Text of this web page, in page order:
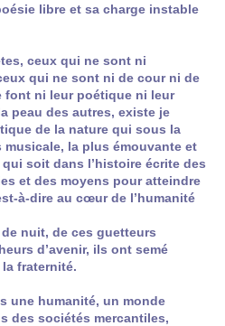
libre et sa charge instable
ceux qui ne sont ni
qui ne sont ni de cour ni de
font ni leur poétique ni leur
peau des autres, existe je
de la nature qui sous la
la plus émouvante et
soit dans l’histoire écrite des
et des moyens pour atteindre
à-dire au cœur de l’humanité
nuit, de ces guetteurs
d’avenir, ils ont semé
fraternité.
une humanité, un monde
des sociétés mercantiles,